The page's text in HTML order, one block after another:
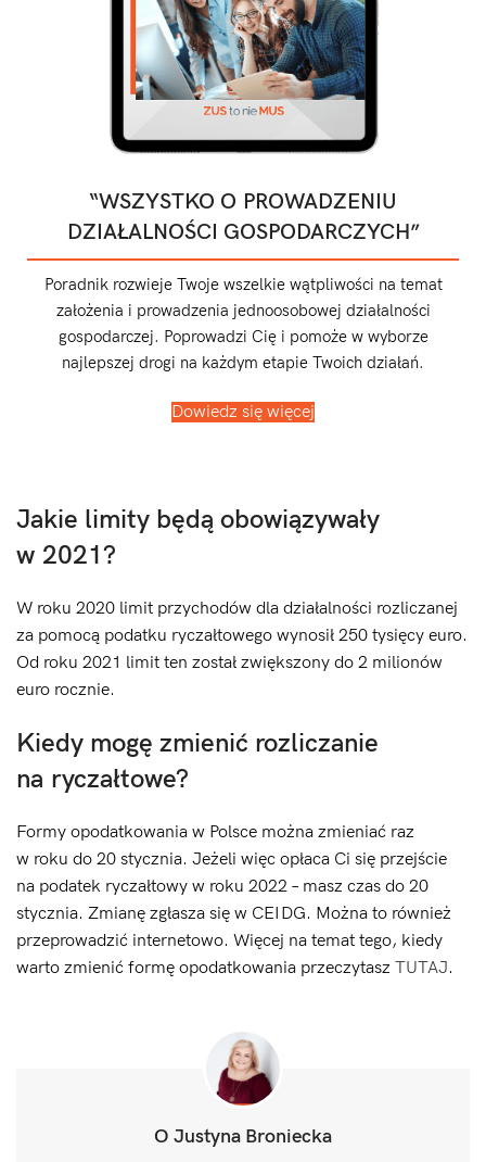
“WSZYSTKO O PROWADZENIU
DZIAŁALNOŚCI GOSPODARCZYCH”
Poradnik rozwieje Twoje wszelkie wątpliwości na temat
założenia i prowadzenia jednoosobowej działalności
gospodarczej. Poprowadzi Cię i pomoże w wyborze
najlepszej drogi na każdym etapie Twoich działań.
Dowiedz się więcej
Jakie limity będą obowiązywały
w 2021?
W roku 2020 limit przychodów dla działalności rozliczanej
za pomocą podatku ryczałtowego wynosił 250 tysięcy euro.
Od roku 2021 limit ten został zwiększony do 2 milionów
euro rocznie.
Kiedy mogę zmienić rozliczanie
na ryczałtowe?
Formy opodatkowania w Polsce można zmieniać raz
w roku do 20 stycznia. Jeżeli więc opłaca Ci się przejście
na podatek ryczałtowy w roku 2022 – masz czas do 20
stycznia. Zmianę zgłasza się w CEIDG. Można to również
przeprowadzić internetowo. Więcej na temat tego, kiedy
warto zmienić formę opodatkowania przeczytasz TUTAJ.
O Justyna Broniecka